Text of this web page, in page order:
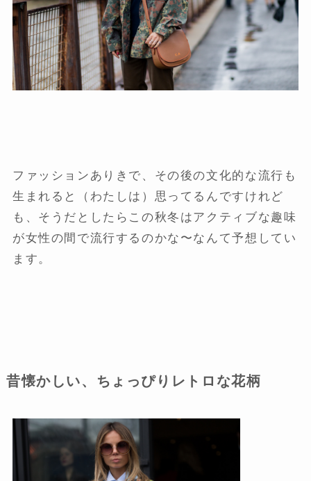
ファッションありきで、その後の文化的な流行も
生まれると（わたしは）思ってるんですけれど
も、そうだとしたらこの秋冬はアクティブな趣味
が女性の間で流行するのかな〜なんて予想してい
ます。
昔懐かしい、ちょっぴりレトロな花柄